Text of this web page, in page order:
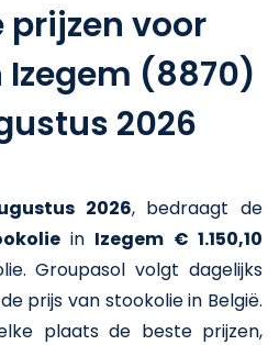
prijzen voor
(8870)
2026
2026, bedraagt de
in Izegem € 1.150,10
. Groupasol volgt dagelijks
prijs van stookolie in België.
plaats de beste prijzen,